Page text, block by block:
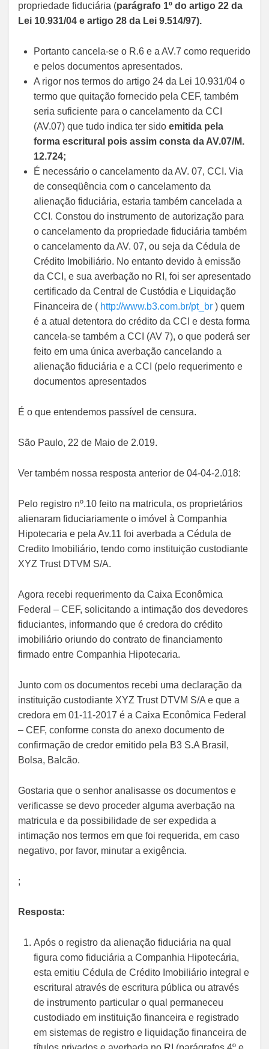
propriedade fiduciária (parágrafo 1º do artigo 22 da
Lei 10.931/04 e artigo 28 da Lei 9.514/97).
Portanto cancela-se o R.6 e a AV.7 como requerido
e pelos documentos apresentados.
A rigor nos termos do artigo 24 da Lei 10.931/04 o
termo que quitação fornecido pela CEF, também
seria suficiente para o cancelamento da CCI
(AV.07) que tudo indica ter sido emitida pela
forma escritural pois assim consta da AV.07/M.
12.724;
É necessário o cancelamento da AV. 07, CCI. Via
de conseqüência com o cancelamento da
alienação fiduciária, estaria também cancelada a
CCI. Constou do instrumento de autorização para
o cancelamento da propriedade fiduciária também
o cancelamento da AV. 07, ou seja da Cédula de
Crédito Imobiliário. No entanto devido à emissão
da CCI, e sua averbação no RI, foi ser apresentado
certificado da Central de Custódia e Liquidação
Financeira de ( http://www.b3.com.br/pt_br ) quem
é a atual detentora do crédito da CCI e desta forma
cancela-se também a CCI (AV 7), o que poderá ser
feito em uma única averbação cancelando a
alienação fiduciária e a CCI (pelo requerimento e
documentos apresentados
É o que entendemos passível de censura.
São Paulo, 22 de Maio de 2.019.
Ver também nossa resposta anterior de 04-04-2.018:
Pelo registro nº.10 feito na matricula, os proprietários
alienaram fiduciariamente o imóvel à Companhia
Hipotecaria e pela Av.11 foi averbada a Cédula de
Credito Imobiliário, tendo como instituição custodiante
XYZ Trust DTVM S/A.
Agora recebi requerimento da Caixa Econômica
Federal – CEF, solicitando a intimação dos devedores
fiduciantes, informando que é credora do crédito
imobiliário oriundo do contrato de financiamento
firmado entre Companhia Hipotecaria.
Junto com os documentos recebi uma declaração da
instituição custodiante XYZ Trust DTVM S/A e que a
credora em 01-11-2017 é a Caixa Econômica Federal
– CEF, conforme consta do anexo documento de
confirmação de credor emitido pela B3 S.A Brasil,
Bolsa, Balcão.
Gostaria que o senhor analisasse os documentos e
verificasse se devo proceder alguma averbação na
matricula e da possibilidade de ser expedida a
intimação nos termos em que foi requerida, em caso
negativo, por favor, minutar a exigência.
;
Resposta:
Após o registro da alienação fiduciária na qual
figura como fiduciária a Companhia Hipotecária,
esta emitiu Cédula de Crédito Imobiliário integral e
escritural através de escritura pública ou através
de instrumento particular o qual permaneceu
custodiado em instituição financeira e registrado
em sistemas de registro e liquidação financeira de